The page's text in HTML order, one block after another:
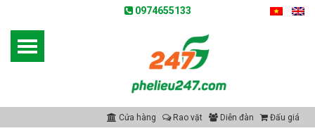
0974655133
Cửa hàng Rao vặt Diễn đàn Đấu giá